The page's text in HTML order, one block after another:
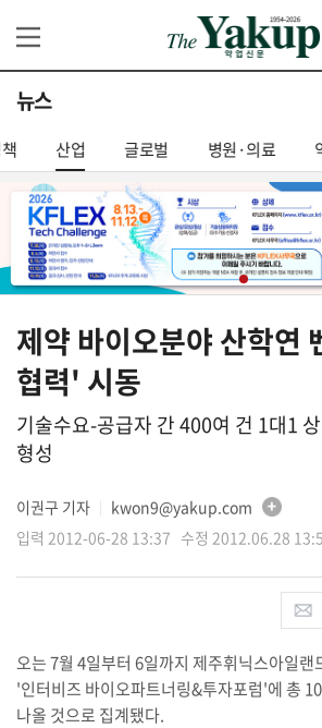
뉴스
산업 글로벌 병원·의료
제약 바이오분야 산학연
협력' 시동
기술수요-공급자 간 400여 건 1대1
형성
이권구 기자
kwon9@yakup.com
입력 2012-06-28 13:37 수정 2012.06.28
오는 7월 4일부터 6일까지 제주휘닉스아일랜
'인터비즈 바이오파트너링&투자포럼'에 총
나올 것으로 집계됐다.